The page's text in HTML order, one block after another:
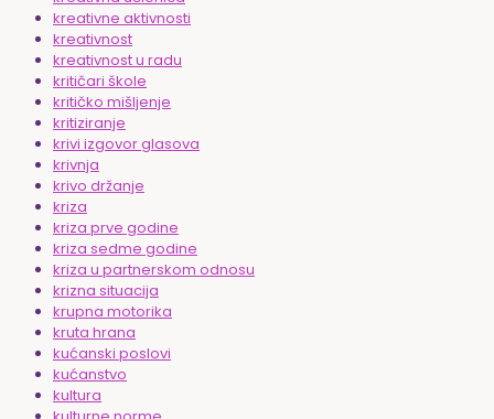
kreativne aktivnosti
kreativnost
kreativnost u radu
kritičari škole
kritičko mišljenje
kritiziranje
krivi izgovor glasova
krivnja
krivo držanje
kriza
kriza prve godine
kriza sedme godine
kriza u partnerskom odnosu
krizna situacija
krupna motorika
kruta hrana
kućanski poslovi
kućanstvo
kultura